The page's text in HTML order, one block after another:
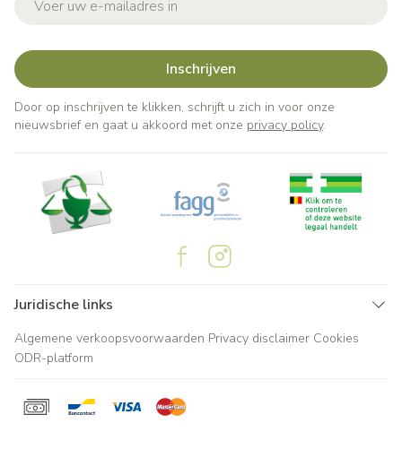
Inschrijven
Door op inschrijven te klikken, schrijft u zich in voor onze
nieuwsbrief en gaat u akkoord met onze privacy policy.
Juridische links
Algemene verkoopsvoorwaarden Privacy disclaimer Cookies
ODR-platform